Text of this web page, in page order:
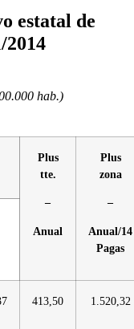
estatal de
hab.)
Plus
tte.
–
Anual
Plus
zona
–
Anual/14
Pagas
413,50 1.520,32